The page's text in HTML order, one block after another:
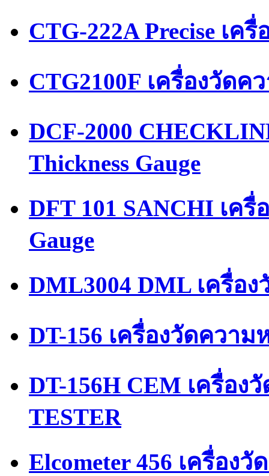
CTG-222A Precise เค
CTG2100F เครื่องวัด
DCF-2000
Thickness Gauge
DFT 101 SANCHI เค
Gauge
DML3004 DML เครื่อ
DT-156 เครื่องวัดควา
DT-156H CEM เครื่อ
TESTER
Elcometer 456 เครื่อง